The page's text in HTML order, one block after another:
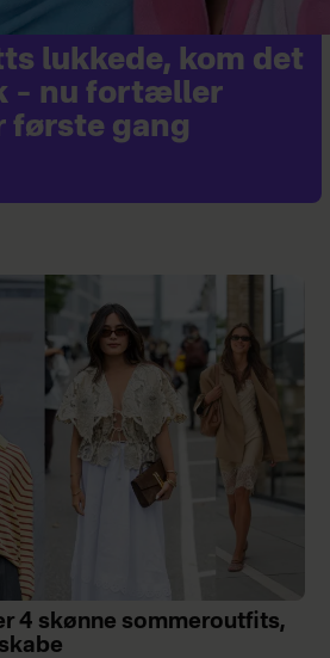
lukkede, kom det
– nu fortæller
første gang
4 skønne sommeroutfits,